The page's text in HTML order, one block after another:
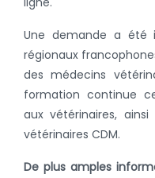
Une demande a été
régionaux
des médecins
formation continue
aux vétérinaires, ainsi
vétérinaires CDM.
De plus amples